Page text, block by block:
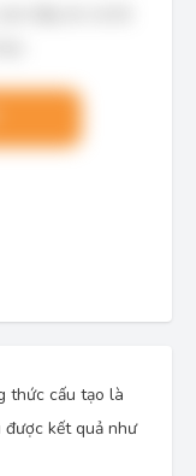
thức cấu tạo là
được kết quả như